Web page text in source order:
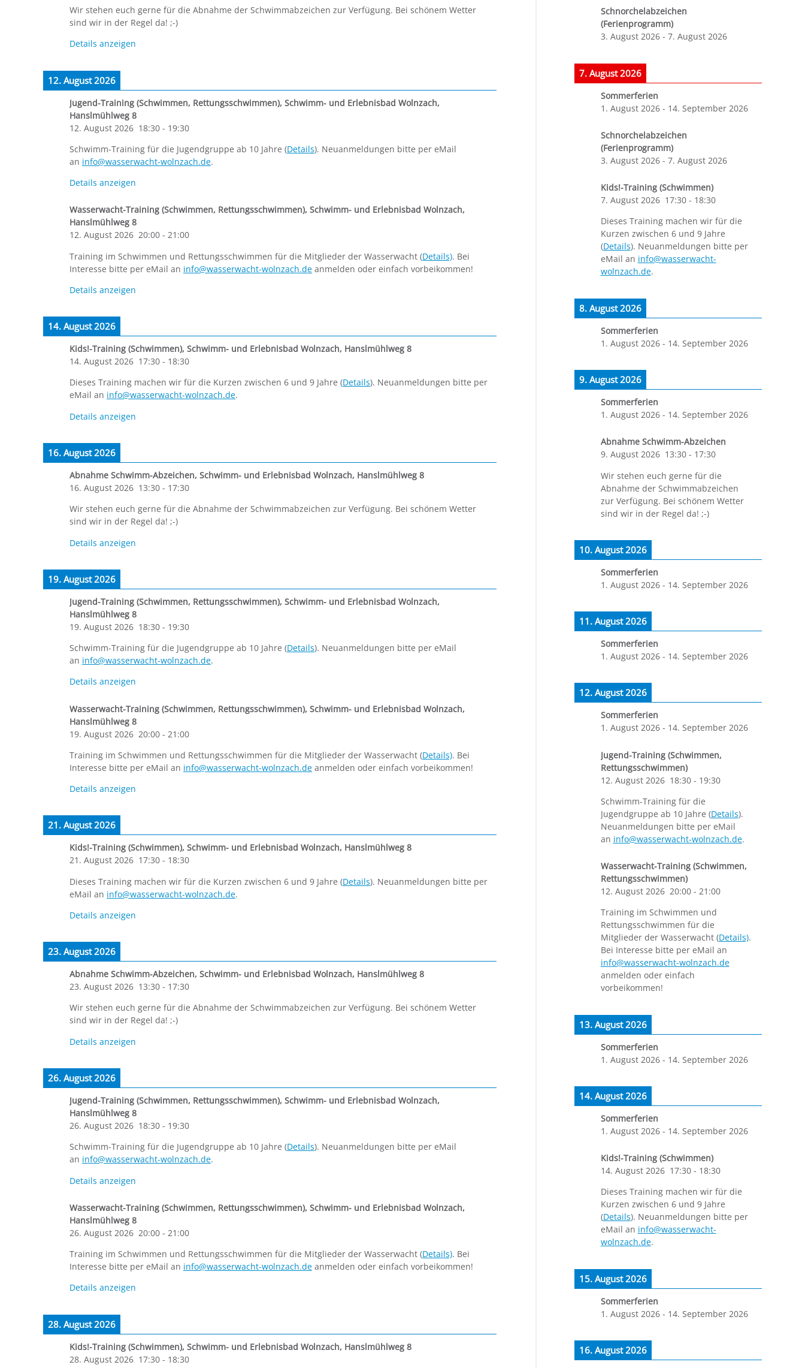
Wir stehen euch gerne für die Abnahme der Schwimmabzeichen zur Verfügung. Bei schönem Wetter
sind wir in der Regel da! ;-)
Details anzeigen
12. August 2026
Jugend-Training (Schwimmen, Rettungsschwimmen), Schwimm- und Erlebnisbad Wolnzach,
Hanslmühlweg 8
12. August 2026 18:30 - 19:30
Schwimm-Training für die Jugendgruppe ab 10 Jahre (Details). Neuanmeldungen bitte per eMail
an info@wasserwacht-wolnzach.de.
Details anzeigen
Wasserwacht-Training (Schwimmen, Rettungsschwimmen), Schwimm- und Erlebnisbad Wolnzach,
Hanslmühlweg 8
12. August 2026 20:00 - 21:00
Training im Schwimmen und Rettungsschwimmen für die Mitglieder der Wasserwacht (Details). Bei
Interesse bitte per eMail an info@wasserwacht-wolnzach.de anmelden oder einfach vorbeikommen!
Details anzeigen
14. August 2026
Kids!-Training (Schwimmen), Schwimm- und Erlebnisbad Wolnzach, Hanslmühlweg 8
14. August 2026 17:30 - 18:30
Dieses Training machen wir für die Kurzen zwischen 6 und 9 Jahre (Details). Neuanmeldungen bitte per
eMail an info@wasserwacht-wolnzach.de.
Details anzeigen
16. August 2026
Abnahme Schwimm-Abzeichen, Schwimm- und Erlebnisbad Wolnzach, Hanslmühlweg 8
16. August 2026 13:30 - 17:30
Wir stehen euch gerne für die Abnahme der Schwimmabzeichen zur Verfügung. Bei schönem Wetter
sind wir in der Regel da! ;-)
Details anzeigen
19. August 2026
Jugend-Training (Schwimmen, Rettungsschwimmen), Schwimm- und Erlebnisbad Wolnzach,
Hanslmühlweg 8
19. August 2026 18:30 - 19:30
Schwimm-Training für die Jugendgruppe ab 10 Jahre (Details). Neuanmeldungen bitte per eMail
an info@wasserwacht-wolnzach.de.
Details anzeigen
Wasserwacht-Training (Schwimmen, Rettungsschwimmen), Schwimm- und Erlebnisbad Wolnzach,
Hanslmühlweg 8
19. August 2026 20:00 - 21:00
Training im Schwimmen und Rettungsschwimmen für die Mitglieder der Wasserwacht (Details). Bei
Interesse bitte per eMail an info@wasserwacht-wolnzach.de anmelden oder einfach vorbeikommen!
Details anzeigen
21. August 2026
Kids!-Training (Schwimmen), Schwimm- und Erlebnisbad Wolnzach, Hanslmühlweg 8
21. August 2026 17:30 - 18:30
Dieses Training machen wir für die Kurzen zwischen 6 und 9 Jahre (Details). Neuanmeldungen bitte per
eMail an info@wasserwacht-wolnzach.de.
Details anzeigen
23. August 2026
Abnahme Schwimm-Abzeichen, Schwimm- und Erlebnisbad Wolnzach, Hanslmühlweg 8
23. August 2026 13:30 - 17:30
Wir stehen euch gerne für die Abnahme der Schwimmabzeichen zur Verfügung. Bei schönem Wetter
sind wir in der Regel da! ;-)
Details anzeigen
26. August 2026
Jugend-Training (Schwimmen, Rettungsschwimmen), Schwimm- und Erlebnisbad Wolnzach,
Hanslmühlweg 8
26. August 2026 18:30 - 19:30
Schwimm-Training für die Jugendgruppe ab 10 Jahre (Details). Neuanmeldungen bitte per eMail
an info@wasserwacht-wolnzach.de.
Details anzeigen
Wasserwacht-Training (Schwimmen, Rettungsschwimmen), Schwimm- und Erlebnisbad Wolnzach,
Hanslmühlweg 8
26. August 2026 20:00 - 21:00
Training im Schwimmen und Rettungsschwimmen für die Mitglieder der Wasserwacht (Details). Bei
Interesse bitte per eMail an info@wasserwacht-wolnzach.de anmelden oder einfach vorbeikommen!
Details anzeigen
28. August 2026
Kids!-Training (Schwimmen), Schwimm- und Erlebnisbad Wolnzach, Hanslmühlweg 8
28. August 2026 17:30 - 18:30
Schnorchelabzeichen
(Ferienprogramm)
3. August 2026- 7. August 2026
7. August 2026
Sommerferien
1. August 2026- 14. September 2026
Schnorchelabzeichen
(Ferienprogramm)
3. August 2026- 7. August 2026
Kids!-Training (Schwimmen)
7. August 2026 17:30- 18:30
Dieses Training machen wir für die
Kurzen zwischen 6 und 9 Jahre
(Details). Neuanmeldungen bitte per
eMail an info@wasserwacht-
wolnzach.de.
8. August 2026
Sommerferien
1. August 2026- 14. September 2026
9. August 2026
Sommerferien
1. August 2026- 14. September 2026
Abnahme Schwimm-Abzeichen
9. August 2026 13:30- 17:30
Wir stehen euch gerne für die
Abnahme der Schwimmabzeichen
zur Verfügung. Bei schönem Wetter
sind wir in der Regel da! ;-)
10. August 2026
Sommerferien
1. August 2026- 14. September 2026
11. August 2026
Sommerferien
1. August 2026- 14. September 2026
12. August 2026
Sommerferien
1. August 2026- 14. September 2026
Jugend-Training (Schwimmen,
Rettungsschwimmen)
12. August 2026 18:30- 19:30
Schwimm-Training für die
Jugendgruppe ab 10 Jahre (Details).
Neuanmeldungen bitte per eMail
an info@wasserwacht-wolnzach.de.
Wasserwacht-Training (Schwimmen,
Rettungsschwimmen)
12. August 2026 20:00- 21:00
Training im Schwimmen und
Rettungsschwimmen für die
Mitglieder der Wasserwacht (Details).
Bei Interesse bitte per eMail an
info@wasserwacht-wolnzach.de
anmelden oder einfach
vorbeikommen!
13. August 2026
Sommerferien
1. August 2026- 14. September 2026
14. August 2026
Sommerferien
1. August 2026- 14. September 2026
Kids!-Training (Schwimmen)
14. August 2026 17:30- 18:30
Dieses Training machen wir für die
Kurzen zwischen 6 und 9 Jahre
(Details). Neuanmeldungen bitte per
eMail an info@wasserwacht-
wolnzach.de.
15. August 2026
Sommerferien
1. August 2026- 14. September 2026
16. August 2026